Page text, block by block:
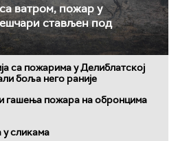
ватром, пожар у
стављен под
са пожарима у Делиблатској
боља него раније
гашења пожара на обронцима
сликама